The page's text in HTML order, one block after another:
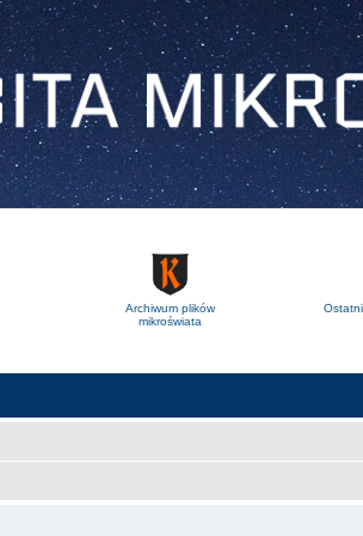
Archiwum plików
mikroświata